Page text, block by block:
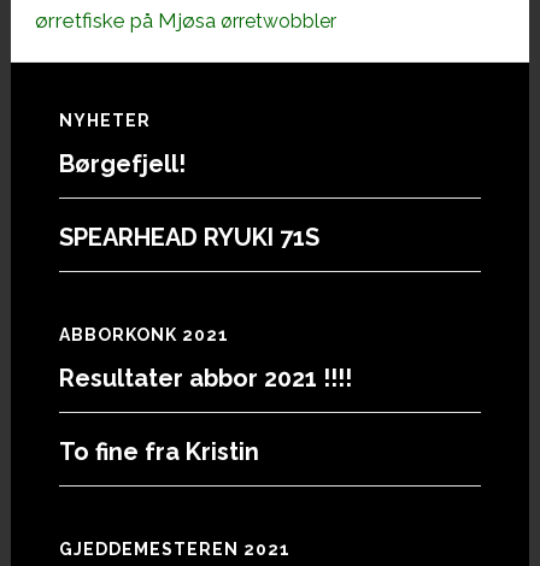
ørretfiske på Mjøsa ørretwobbler
Footer
NYHETER
Børgefjell!
SPEARHEAD RYUKI 71S
ABBORKONK 2021
Resultater abbor 2021 !!!!
To fine fra Kristin
GJEDDEMESTEREN 2021